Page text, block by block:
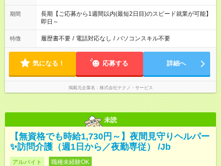
期間
長期【ご応募から1週間以内(最短2日目)のスピード就業が可能】
即日～
特徴 履歴書不要 / 電話対応なし / パソコンスキル不要
気になる！ 応募する 詳細へ
掲載元企業名 株式会社テクノ・サービス
未読
【無資格でも時給1,730円～】夜間見守りヘルパー
✨訪問介護（週1日から／夜勤専従） /Jb
アルバイト 職種未経験OK